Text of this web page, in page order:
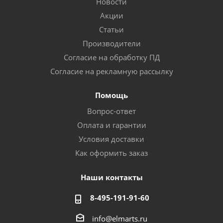
Акции
Статьи
Производители
Согласие на обработку ПД
Согласие на рекламную рассылку
Помощь
Вопрос-ответ
Оплата и гарантии
Условия доставки
Как оформить заказ
Наши контакты
8-495-191-91-60
info@elmarts.ru